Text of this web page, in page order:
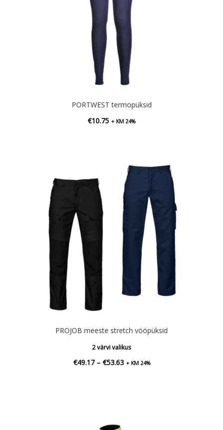
PORTWEST termopüksid
€10.75 + KM 24%
PROJOB meeste stretch vööpüksid
2 värvi valikus
€49.17 – €53.63Hinnavahemik:
+ KM 24%